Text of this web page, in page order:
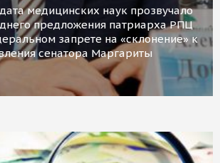
медицинских наук прозвучало
предложения патриарха РПЦ
запрете на «склонение» к
сенатора Маргариты